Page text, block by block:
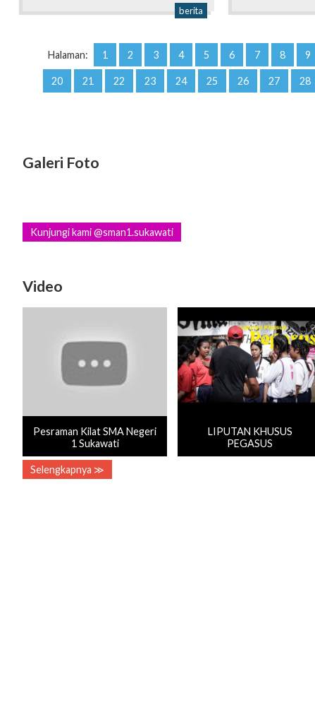
berita
Halaman: 1 2 3 4 5 6 7 8 9
20 21 22 23 24 25 26 27 28
Galeri Foto
Kunjungi kami @sman1.sukawati
Video
Pesraman Kilat SMA Negeri
1 Sukawati
LIPUTAN KHUSUS
PEGASUS
Selengkapnya ≫